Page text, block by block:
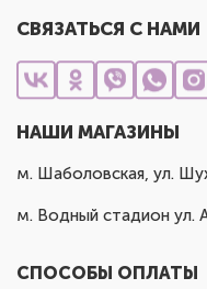
СВЯЗАТЬСЯ С НАМИ
НАШИ МАГАЗИНЫ
м. Шаболовская, ул.
м. Водный стадион ул.
СПОСОБЫ ОПЛАТЫ